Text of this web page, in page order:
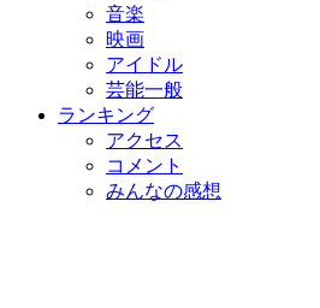
音楽
映画
アイドル
芸能一般
ランキング
アクセス
コメント
みんなの感想